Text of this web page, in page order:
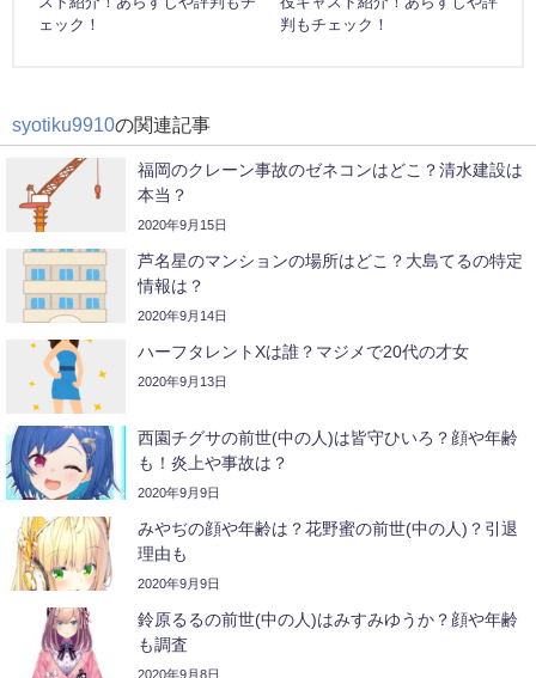
ェック！
判もチェック！
syotiku9910の関連記事
福岡のクレーン事故のゼネコンはどこ？清水建設は
本当？
2020年9月15日
芦名星のマンションの場所はどこ？大島てるの特定
情報は？
2020年9月14日
ハーフタレントXは誰？マジメで20代の才女
2020年9月13日
西園チグサの前世(中の人)は皆守ひいろ？顔や年齢
も！炎上や事故は？
2020年9月9日
みやぢの顔や年齢は？花野蜜の前世(中の人)？引退
理由も
2020年9月9日
鈴原るるの前世(中の人)はみすみゆうか？顔や年齢
も調査
2020年9月8日